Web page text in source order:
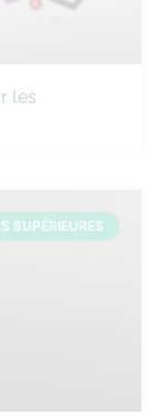
les
SUPÉRIEURES